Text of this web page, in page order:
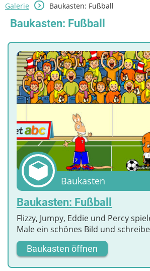
Galerie
Baukasten: Fußball
Baukasten: Fußball
Baukasten
Baukasten: Fußball
Flizzy, Jumpy, Eddie und Percy
Male ein schönes Bild und
Baukasten öffnen